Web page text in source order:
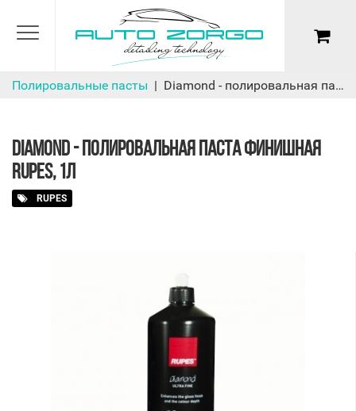
Полировальные пасты Diamond - полировальная паста финишная Rupes, 1л
DIAMOND - ПОЛИРОВАЛЬНАЯ ПАСТА ФИНИШНАЯ
RUPES, 1Л
RUPES